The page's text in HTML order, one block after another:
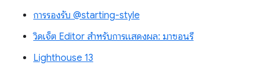
การรองรับ @starting-style
วิดเจ็ต Editor สำหรับการแสดงผล: มาซอนรี
Lighthouse 13